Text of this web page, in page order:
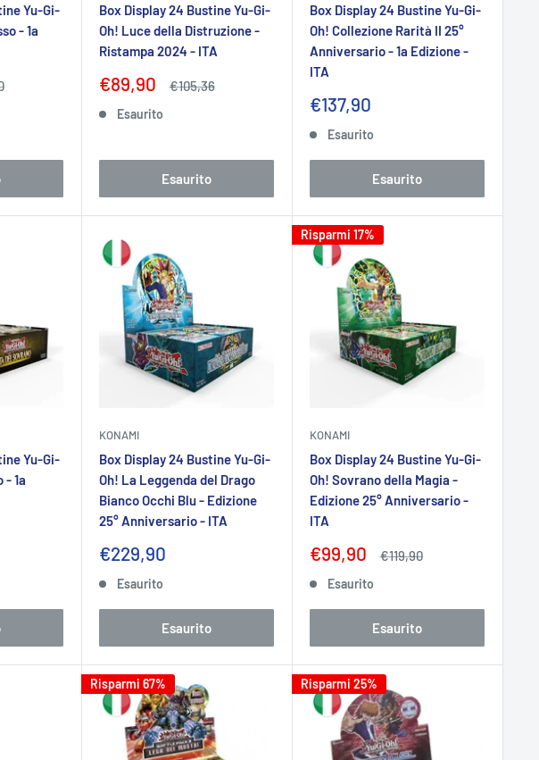
Yu-Gi-
- 1a
Box Display 24 Bustine Yu-Gi-
Oh! Luce della Distruzione -
Ristampa 2024 - ITA
Prezzo
€89,90 Prezzo
€105,36
Esaurito
Esaurito
Box Display 24 Bustine Yu-Gi-
Oh! Collezione Rarità II 25°
Anniversario - 1a Edizione -
ITA
Prezzo
€137,90
Esaurito
Esaurito
Yu-Gi-
- 1a
KONAMI
Box Display 24 Bustine Yu-Gi-
Oh! La Leggenda del Drago
Bianco Occhi Blu - Edizione
25° Anniversario - ITA
Prezzo
€229,90
Esaurito
Esaurito
Risparmi 17%
KONAMI
Box Display 24 Bustine Yu-Gi-
Oh! Sovrano della Magia -
Edizione 25° Anniversario -
ITA
Prezzo
€99,90 Prezzo
€119,90
Esaurito
Esaurito
Risparmi 67% Risparmi 25%